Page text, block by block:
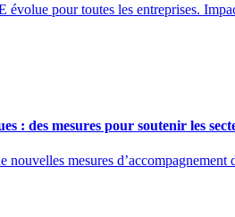
évolue pour toutes les entreprises.
: des mesures pour soutenir les
nouvelles mesures